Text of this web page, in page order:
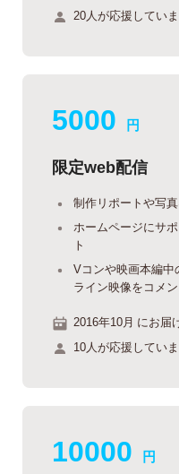
20人が応援していま
5000 円
限定web配信
制作リポートや写
ホームページにサ
ト
Vコンや映画本編
ライン映像をコメ
2016年10月 にお届
10人が応援していま
10000 円